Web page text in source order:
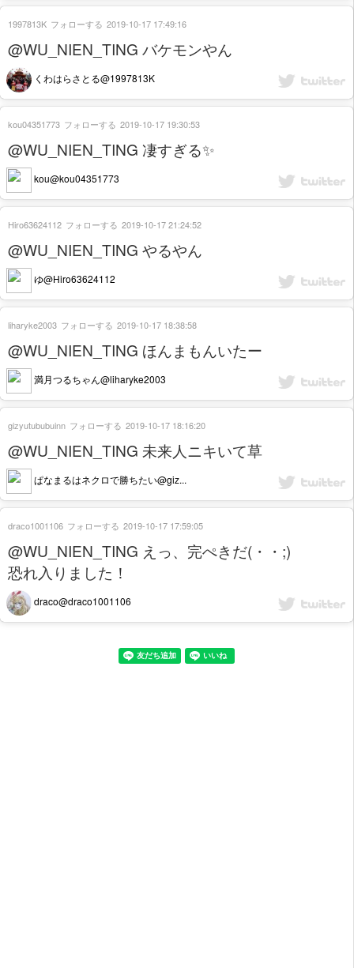
@WU_NIEN_TING バケモンやん
くわはらさとる@1997813K
1997813K フォローする 2019-10-17 17:49:16
@WU_NIEN_TING 凄すぎる✨
kou@kou04351773
kou04351773 フォローする 2019-10-17 19:30:53
@WU_NIEN_TING やるやん
ゆ@Hiro63624112
Hiro63624112 フォローする 2019-10-17 21:24:52
@WU_NIEN_TING ほんまもんいたー
満月つるちゃん@liharyke2003
liharyke2003 フォローする 2019-10-17 18:38:58
@WU_NIEN_TING 未来人ニキいて草
ぱなまるはネクロで勝ちたい@giz...
gizyutububuinn フォローする 2019-10-17 18:16:20
@WU_NIEN_TING えっ、完ぺきだ(・・;)
恐れ入りました！
draco@draco1001106
draco1001106 フォローする 2019-10-17 17:59:05